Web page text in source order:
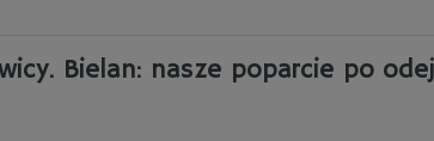
Bielan: nasze poparcie po